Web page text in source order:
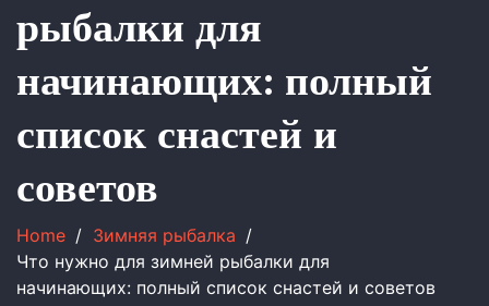
рыбалки для
начинающих: полный
список снастей и
советов
Home
Зимняя рыбалка
Что нужно для зимней рыбалки для
начинающих: полный список снастей и советов